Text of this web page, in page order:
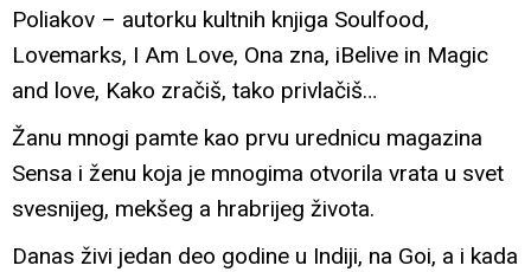
Poliakov – autorku kultnih knjiga Soulfood,
Lovemarks, I Am Love, Ona zna, iBelive in Magic
and love, Kako zračiš, tako privlačiš…
Žanu mnogi pamte kao prvu urednicu magazina
Sensa i ženu koja je mnogima otvorila vrata u svet
svesnijeg, mekšeg a hrabrijeg života.
Danas živi jedan deo godine u Indiji, na Goi, a i kada